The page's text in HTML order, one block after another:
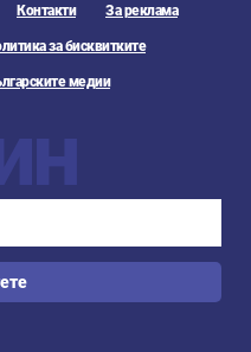
Контакти За реклама
за бисквитките
медии